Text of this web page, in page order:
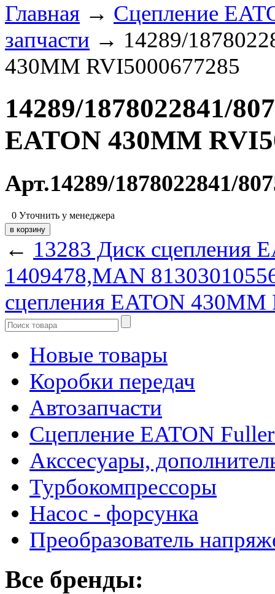
Главная → Сцепление
запчасти → 14289/
430MM RVI5000677285
14289/1878022841/
EATON 430MM
Арт.14289/1878022841/
0 Уточнить у менеджера
← 13283 Диск сцепления
1409478,MAN
сцепления EATON
Новые товары
Коробки передач
Автозапчасти
Сцепление EATON
Акссесуары,
Турбокомпрессоры
Насос - форсунка
Преобразователь
Все бренды: